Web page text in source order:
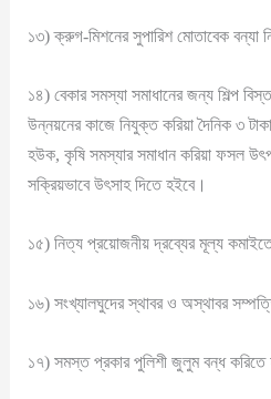
১৩) ক্রুগ-মিশনের সুপারিশ মোতাবেক বন্যা
১৪) বেকার সমস্যা সমাধানের জন্য শিল্প
উন্নয়নের কাজে নিযুক্ত করিয়া দৈনিক ৩
হউক, কৃষি সমস্যার সমাধান করিয়া ফসল
সক্রিয়ভাবে উৎসাহ দিতে হইবে।
১৫) নিত্য প্রয়োজনীয় দ্রব্যের মূল্য
১৬) সংখ্যালঘুদের স্থাবর ও অস্থাবর
১৭) সমস্ত প্রকার পুলিশী জুলুম বন্ধ করিতে